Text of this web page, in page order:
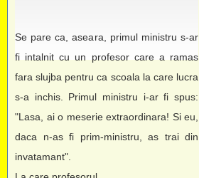
Se pare ca, aseara, primul ministru s-ar
fi intalnit cu un profesor care a ramas
fara slujba pentru ca scoala la care lucra
s-a inchis. Primul ministru i-ar fi spus:
"Lasa, ai o meserie extraordinara! Si eu,
daca n-as fi prim-ministru, as trai din
invatamant".